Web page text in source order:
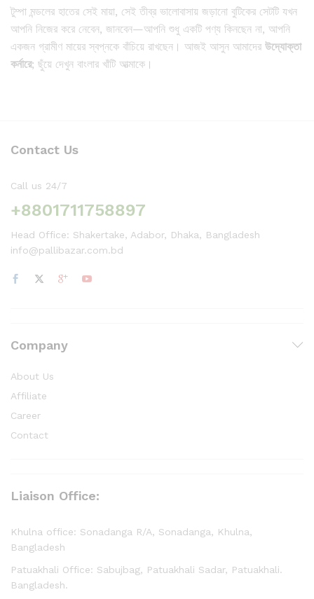
টুম্পা মন্ডলের হাতের সেই মায়া, সেই তীব্র ভালোবাসায় জড়ানো বুটিকের সেটটি যখন
আপনি নিজের করে নেবেন, জানবেন—আপনি শুধু একটি পণ্য কিনছেন না, আপনি
একজন গ্রামীণ মায়ের স্বপ্নকে বাঁচিয়ে রাখছেন। আজই আসুন আমাদের উদ্যোক্তা
কর্নারে; ছুঁয়ে দেখুন বাংলার খাঁটি আত্মাকে।
Contact Us
Call us 24/7
+8801711758897
Head Office: Shakertake, Adabor, Dhaka, Bangladesh
info@pallibazar.com.bd
Company
About Us
Affiliate
Career
Contact
Liaison Office:
Khulna office: Sonadanga R/A, Sonadanga, Khulna,
Bangladesh
Patuakhali Office: Sabujbag, Patuakhali Sadar, Patuakhali.
Bangladesh.